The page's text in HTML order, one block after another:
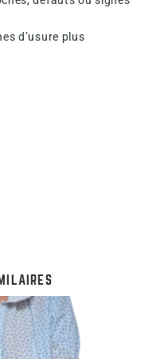
d’usure plus